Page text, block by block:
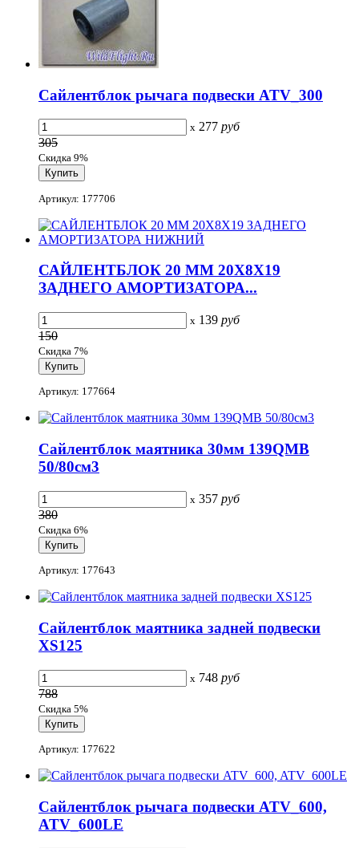
Сайлентблок рычага подвески ATV_300
x 277 руб
305
Скидка 9%
Артикул: 177706
САЙЛЕНТБЛОК 20 ММ 20Х8Х19
ЗАДНЕГО АМОРТИЗАТОРА...
x 139 руб
150
Скидка 7%
Артикул: 177664
Сайлентблок маятника 30мм 139QMB
50/80см3
x 357 руб
380
Скидка 6%
Артикул: 177643
Сайлентблок маятника задней подвески
XS125
x 748 руб
788
Скидка 5%
Артикул: 177622
Сайлентблок рычага подвески ATV_600,
ATV_600LE